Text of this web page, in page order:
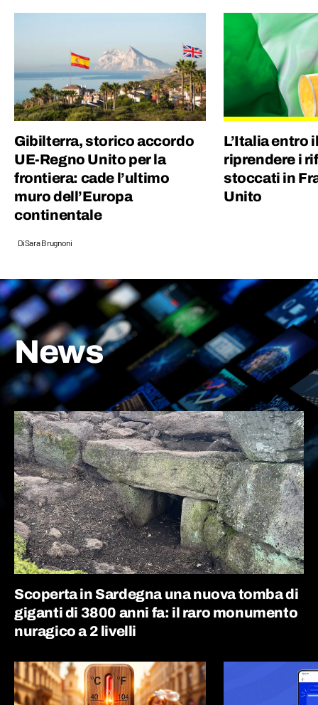
Gibilterra, storico accordo
UE-Regno Unito per la
frontiera: cade l’ultimo
muro dell’Europa
continentale
DiSara Brugnoni
L’Italia entro
riprendere i
stoccati in
Unito
News
Scoperta in Sardegna una nuova tomba di
giganti di 3800 anni fa: il raro monumento
nuragico a 2 livelli